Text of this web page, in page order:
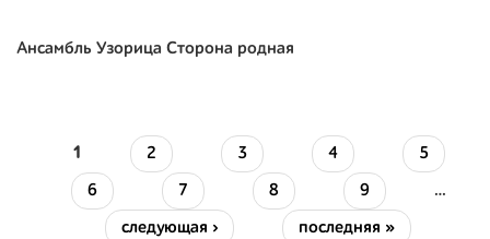
Ансамбль Узорица Сторона родная
Страницы
1 2 3 4 5
6 7 8 9 …
следующая › последняя »